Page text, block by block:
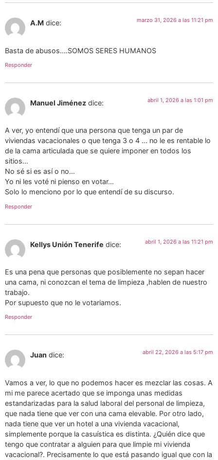
A.M dice: marzo 31, 2026 a las 11:21 pm
Basta de abusos….SOMOS SERES HUMANOS
Responder
Manuel Jiménez dice: abril 1, 2026 a las 1:01 pm
A ver, yo entendí que una persona que tenga un par de
viviendas vacacionales o que tenga 3 o 4 … no le es rentable lo
de la cama articulada que se quiere imponer en todos los
sitios…
No sé si es así o no…
Yo ni les voté ni pienso en votar…
Solo lo menciono por lo que entendí de su discurso.
Responder
Kellys Unión Tenerife dice: abril 1, 2026 a las 11:21 pm
Es una pena que personas que posiblemente no sepan hacer
una cama, ni conozcan el tema de limpieza ,hablen de nuestro
trabajo.
Por supuesto que no le votariamos.
Responder
Juan dice: abril 22, 2026 a las 5:17 pm
Vamos a ver, lo que no podemos hacer es mezclar las cosas. A
mi me parece acertado que se imponga unas medidas
estandarizadas para la salud laboral del personal de limpieza,
que nada tiene que ver con una cama elevable. Por otro lado,
nada tiene que ver un hotel a una vivienda vacacional,
simplemente porque la casuística es distinta. ¿Quién dice que
tengo que contratar a alguien para que limpie mi vivienda
vacacional?. Precisamente lo que está pasando igual que con la